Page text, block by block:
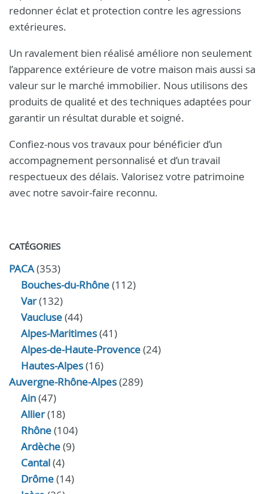
redonner éclat et protection contre les agressions
extérieures.
Un ravalement bien réalisé améliore non seulement
l’apparence extérieure de votre maison mais aussi sa
valeur sur le marché immobilier. Nous utilisons des
produits de qualité et des techniques adaptées pour
garantir un résultat durable et soigné.
Confiez-nous vos travaux pour bénéficier d’un
accompagnement personnalisé et d’un travail
respectueux des délais. Valorisez votre patrimoine
avec notre savoir-faire reconnu.
CATÉGORIES
PACA(353)
Bouches-du-Rhône(112)
Var(132)
Vaucluse(44)
Alpes-Maritimes(41)
Alpes-de-Haute-Provence(24)
Hautes-Alpes(16)
Auvergne-Rhône-Alpes(289)
Ain(47)
Allier(18)
Rhône(104)
Ardèche(9)
Cantal(4)
Drôme(14)